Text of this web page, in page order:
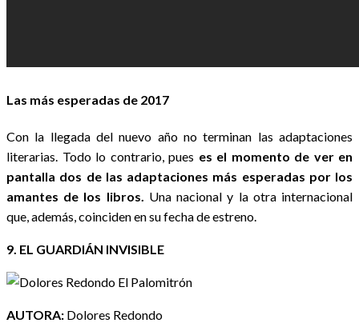
Las más esperadas de 2017
Con la llegada del nuevo año no terminan las adaptaciones
literarias. Todo lo contrario, pues es el momento de ver en
pantalla dos de las adaptaciones más esperadas por los
amantes de los libros. Una nacional y la otra internacional
que, además, coinciden en su fecha de estreno.
9. EL GUARDIÁN INVISIBLE
AUTORA: Dolores Redondo